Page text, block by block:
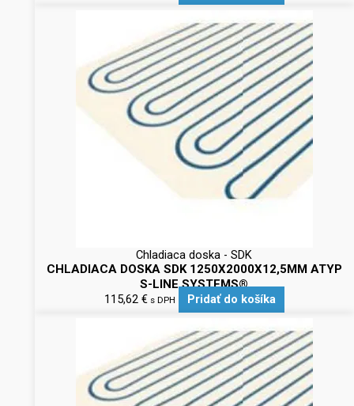
Chladiaca doska - SDK
CHLADIACA DOSKA SDK 1250X2000X12,5MM ATYP
S-LINE SYSTEMS®
115,62 €s DPH Pridať do košíka